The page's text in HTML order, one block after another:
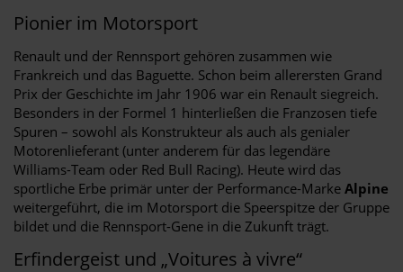
Pionier im Motorsport
Renault und der Rennsport gehören zusammen wie
Frankreich und das Baguette. Schon beim allerersten Grand
Prix der Geschichte im Jahr 1906 war ein Renault siegreich.
Besonders in der Formel 1 hinterließen die Franzosen tiefe
Spuren – sowohl als Konstrukteur als auch als genialer
Motorenlieferant (unter anderem für das legendäre
Williams-Team oder Red Bull Racing). Heute wird das
sportliche Erbe primär unter der Performance-Marke Alpine
weitergeführt, die im Motorsport die Speerspitze der Gruppe
bildet und die Rennsport-Gene in die Zukunft trägt.
Erfindergeist und „Voitures à vivre“